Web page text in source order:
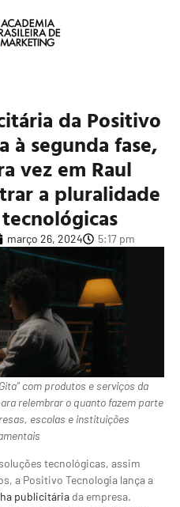
da Positivo
à segunda fase,
vez em Raul
a pluralidade
março 26, 2024 5:17 pm
com produtos e serviços da
relembrar o quanto fazem parte
escolas e instituições
tecnológicas, assim
a Positivo Tecnologia lança a
publicitária da empresa.